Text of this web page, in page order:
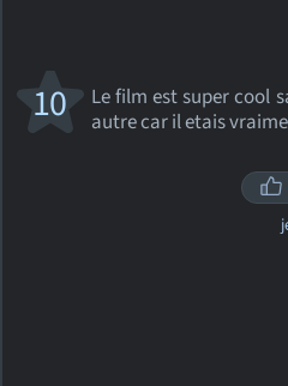
Le film est super cool
autre car il etais
10